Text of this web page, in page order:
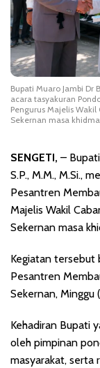
Bupati Muaro Jambi Dr
acara tasyakuran
Pengurus Majelis
Sekernan masa
SENGETI, –
S.P., M.M., M.Si.,
Pesantren
Majelis Wakil
Sekernan masa
Kegiatan tersebut
Pesantren
Sekernan,
Kehadiran Bupati
oleh pimpinan
masyarakat, serta